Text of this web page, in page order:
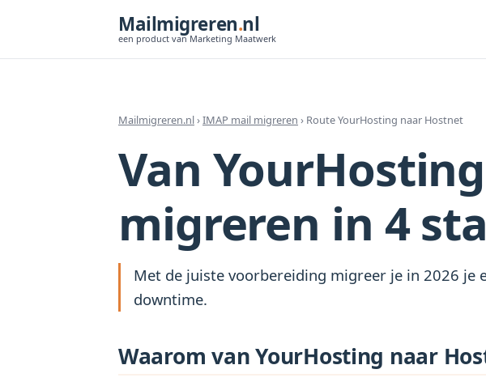
Mailmigreren.nl
een product van Marketing Maatwerk
Mailmigreren.nl›IMAP mail migreren › Route YourHosting naar Hostnet
Van
migreren in 4
Met de juiste voorbereiding migreer je in 2026 je
downtime.
Waarom van YourHosting naar